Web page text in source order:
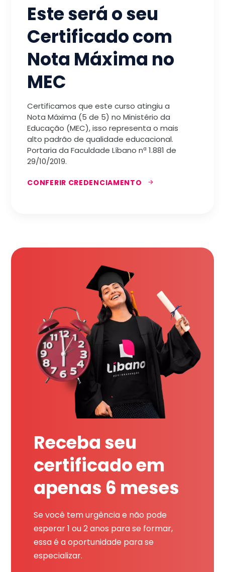
Este será o seu
Certificado com
Nota Máxima no
MEC
Certificamos que este curso atingiu a
Nota Máxima (5 de 5) no Ministério da
Educação (MEC), isso representa o mais
alto padrão de qualidade educacional.
Portaria da Faculdade Líbano nª 1.881 de
29/10/2019.
CONFERIR CREDENCIAMENTO
Receba seu
certificado em
apenas 6 meses
Se você tem urgência e não pode
esperar 1 ou 2 anos para se formar,
essa é a oportunidade para se
especializar.